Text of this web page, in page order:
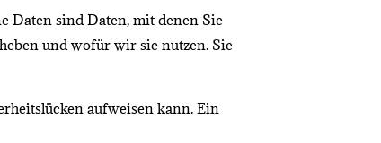
Daten sind Daten, mit denen Sie
und wofür wir sie nutzen. Sie
aufweisen kann. Ein